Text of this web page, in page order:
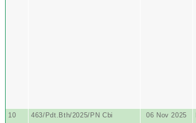
10 463/Pdt.Bth/2025/PN Cbi 06 Nov 2025